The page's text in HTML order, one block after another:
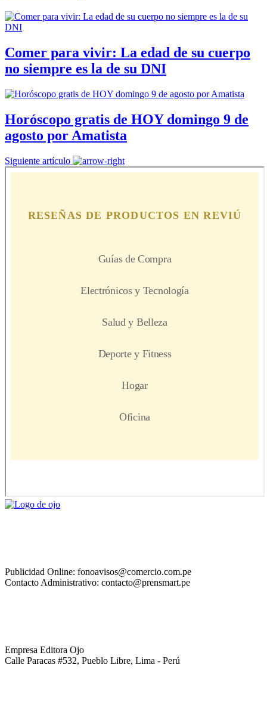
Comer para vivir: La edad de su cuerpo
no siempre es la de su DNI
Horóscopo gratis de HOY domingo 9 de
agosto por Amatista
Siguiente artículo
Publicidad Online: fonoavisos@comercio.com.pe
Contacto Administrativo: contacto@prensmart.pe
Empresa Editora Ojo
Calle Paracas #532, Pueblo Libre, Lima - Perú